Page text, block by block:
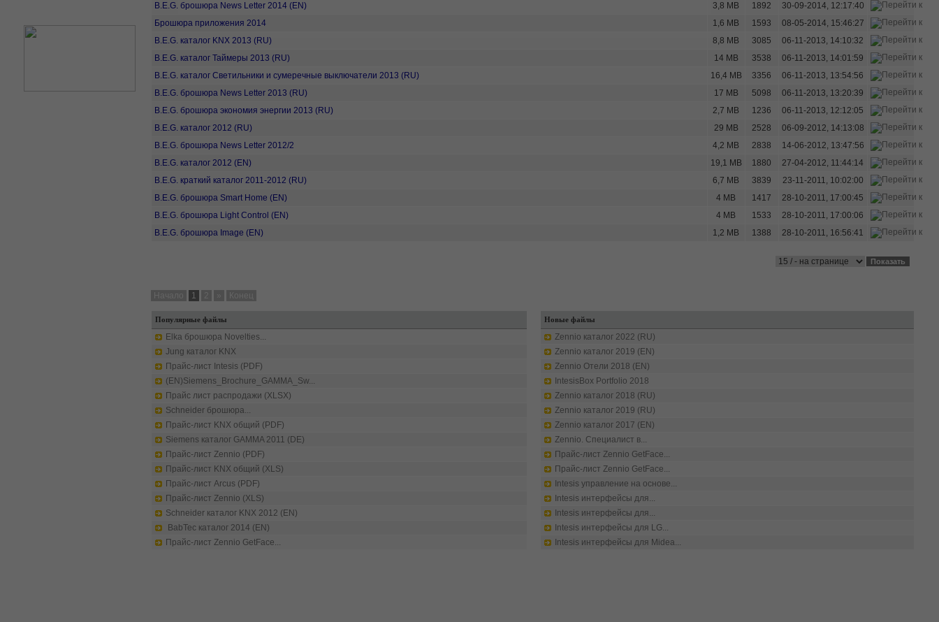
B.E.G. брошюра News Letter 2014 (EN)
3,8 MB 1892
30-09-2014, 12:17:40
Брошюра приложения 2014
1,6 MB 1593
08-05-2014, 15:46:27
B.E.G. каталог KNX 2013 (RU)
8,8 MB 3085
06-11-2013, 14:10:32
B.E.G. каталог Таймеры 2013 (RU)
14 MB 3538
06-11-2013, 14:01:59
B.E.G. каталог Светильники и сумеречные выключатели 2013 (RU)
16,4 MB 3356
06-11-2013, 13:54:56
B.E.G. брошюра News Letter 2013 (RU)
17 MB 5098
06-11-2013, 13:20:39
B.E.G. брошюра экономия энергии 2013 (RU)
2,7 MB 1236
06-11-2013, 12:12:05
B.E.G. каталог 2012 (RU)
29 MB 2528
06-09-2012, 14:13:08
B.E.G. брошюра News Letter 2012/2
4,2 MB 2838
14-06-2012, 13:47:56
B.E.G. каталог 2012 (EN)
19,1 MB 1880
27-04-2012, 11:44:14
B.E.G. краткий каталог 2011-2012 (RU)
6,7 MB 3839
23-11-2011, 10:02:00
B.E.G. брошюра Smart Home (EN)
4 MB 1417
28-10-2011, 17:00:45
B.E.G. брошюра Light Control (EN)
4 MB 1533
28-10-2011, 17:00:06
B.E.G. брошюра Image (EN)
1,2 MB 1388 28-10-2011, 16:56:41
Начало 1 2 Конец
Популярные файлы
Elka брошюра Novelties...
Jung каталог KNX
Прайс-лист Intesis (PDF)
(EN)Siemens_Brochure_GAMMA_Sw...
Прайс лист распродажи (XLSX)
Schneider брошюра...
Прайс-лист KNX общий (PDF)
Siemens каталог GAMMA 2011 (DE)
Прайс-лист Zennio (PDF)
Прайс-лист KNX общий (XLS)
Прайс-лист Arcus (PDF)
Прайс-лист Zennio (XLS)
Schneider каталог KNX 2012 (EN)
BabTec каталог 2014 (EN)
Прайс-лист Zennio GetFace...
Новые файлы
Zennio каталог 2022 (RU)
Zennio каталог 2019 (EN)
Zennio Отели 2018 (EN)
IntesisBox Portfolio 2018
Zennio каталог 2018 (RU)
Zennio каталог 2019 (RU)
Zennio каталог 2017 (EN)
Zennio. Специалист в...
Прайс-лист Zennio GetFace...
Прайс-лист Zennio GetFace...
Intesis управление на основе...
Intesis интерфейсы для...
Intesis интерфейсы для...
Intesis интерфейсы для LG...
Intesis интерфейсы для Midea...